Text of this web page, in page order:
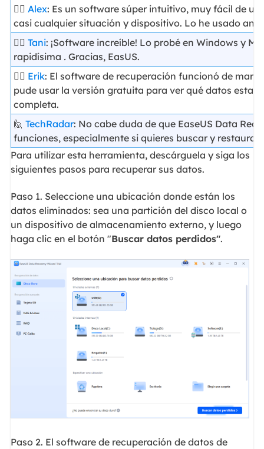
🙋‍♂️ Alex: Es un software súper intuitivo, muy fácil de
casi cualquier situación y dispositivo. Lo he usado
🙋‍♂️Tani: ¡Software increíble! Lo probé en Windows y
rapidísima . Gracias, EasUS.
🙋‍♀️ Erik: El software de recuperación funcionó de
pude usar la versión gratuita para ver qué datos
completa.
🙋TechRadar: No cabe duda de que EaseUS Data
funciones, especialmente si quieres buscar y restaurar
Para utilizar esta herramienta, descárguela y siga los
siguientes pasos para recuperar sus datos.
Paso 1. Seleccione una ubicación donde están los
datos eliminados: sea una partición del disco local o
un dispositivo de almacenamiento externo, y luego
haga clic en el botón "Buscar datos perdidos".
Paso 2. El software de recuperación de datos de